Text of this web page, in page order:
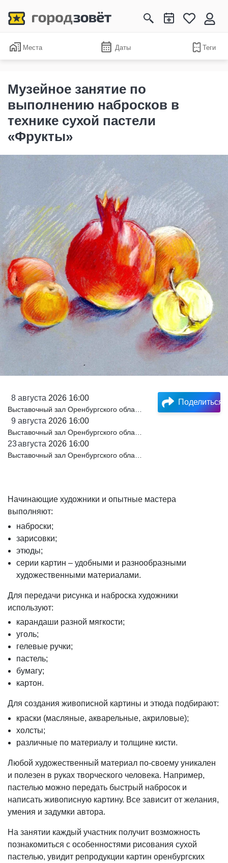
Места Даты Теги
Музейное занятие по
выполнению набросков в
технике сухой пастели
«Фрукты»
8 августа 2026 16:00
9 августа 2026 16:00
23августа 2026 16:00
Поделиться
Начинающие художники и опытные мастера
выполняют:
наброски;
зарисовки;
этюды;
серии картин – удобными и разнообразными
художественными материалами.
Для передачи рисунка и наброска художники
используют:
карандаши разной мягкости;
уголь;
гелевые ручки;
пастель;
бумагу;
картон.
Для создания живописной картины и этюда подбирают:
краски (масляные, акварельные, акриловые);
холсты;
различные по материалу и толщине кисти.
Любой художественный материал по-своему уникален
и полезен в руках творческого человека. Например,
пастелью можно передать быстрый набросок и
написать живописную картину. Все зависит от желания,
умения и задумки автора.
На занятии каждый участник получит возможность
познакомиться с особенностями рисования сухой
пастелью, увидит репродукции картин оренбургских